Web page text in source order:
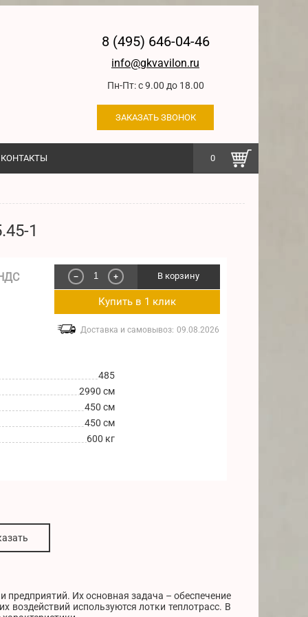
8 (495) 646-04-46
info@gkvavilon.ru
Пн-Пт: с 9.00 до 18.00
ЗАКАЗАТЬ ЗВОНОК
0
КОНТАКТЫ
1
− + В корзину
Купить в 1 клик
Доставка и самовывоз: 09.08.2026
485
2990 см
450 см
450 см
600 кг
Их основная задача – обеспечение
воздействий используются лотки теплотрасс. В